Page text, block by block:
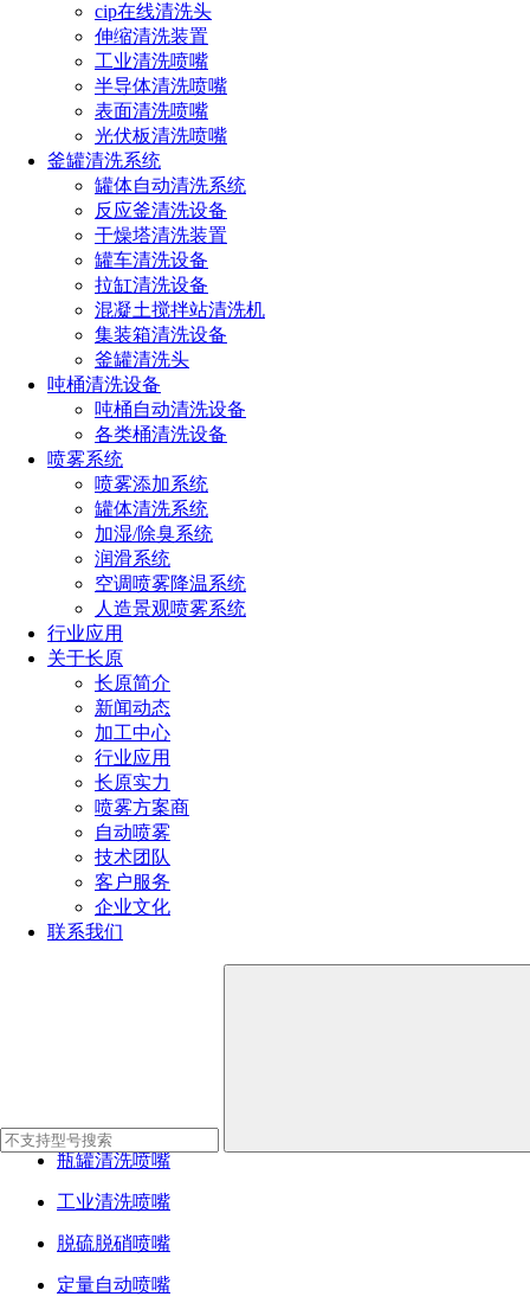
cip在线清洗头
伸缩清洗装置
工业清洗喷嘴
半导体清洗喷嘴
表面清洗喷嘴
光伏板清洗喷嘴
釜罐清洗系统
罐体自动清洗系统
反应釜清洗设备
干燥塔清洗装置
罐车清洗设备
拉缸清洗设备
混凝土搅拌站清洗机
集装箱清洗设备
釜罐清洗头
吨桶清洗设备
吨桶自动清洗设备
各类桶清洗设备
喷雾系统
喷雾添加系统
罐体清洗系统
加湿/除臭系统
润滑系统
空调喷雾降温系统
人造景观喷雾系统
行业应用
关于长原
长原简介
新闻动态
加工中心
行业应用
长原实力
喷雾方案商
自动喷雾
技术团队
客户服务
企业文化
联系我们
性能参数
瓶罐清洗喷嘴
工业清洗喷嘴
脱硫脱硝喷嘴
定量自动喷嘴